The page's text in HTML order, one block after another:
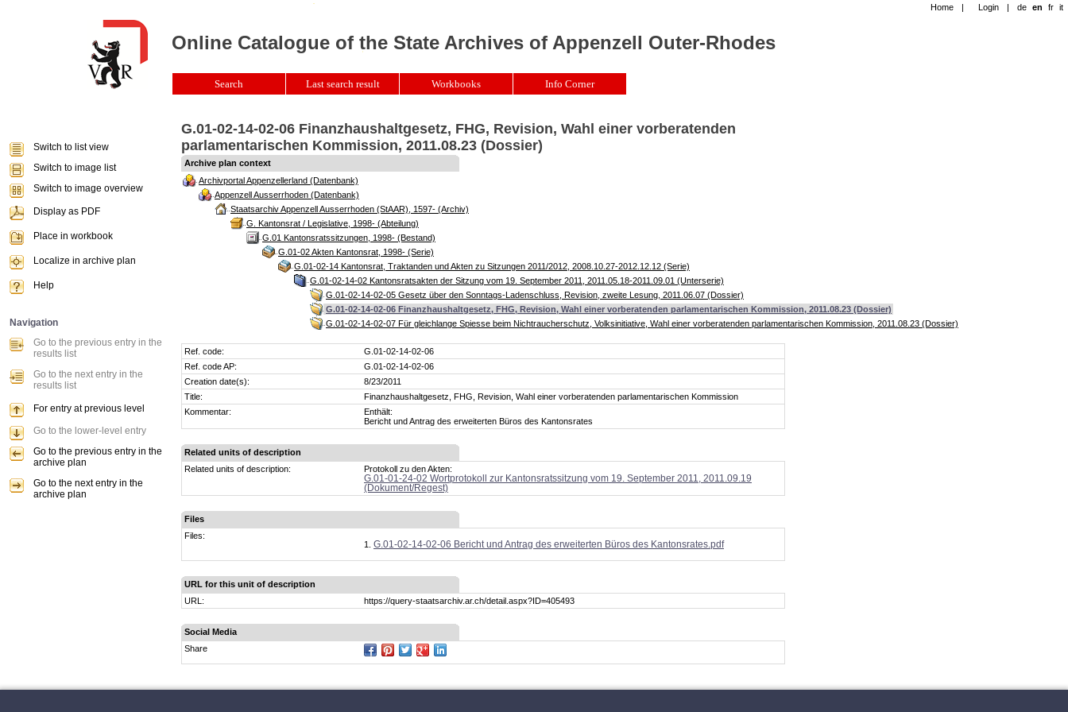
G.01-02-14-02-06 Finanzhaushaltgesetz, FHG, Revision, Wahl einer vorberatenden
parlamentarischen Kommission, 2011.08.23 (Dossier)
Archive plan context
Archivportal Appenzellerland (Datenbank)
Appenzell Ausserrhoden (Datenbank)
Staatsarchiv Appenzell Ausserrhoden (StAAR), 1597- (Archiv)
G. Kantonsrat / Legislative, 1998- (Abteilung)
G.01 Kantonsratssitzungen, 1998- (Bestand)
G.01-02 Akten Kantonsrat, 1998- (Serie)
G.01-02-14 Kantonsrat, Traktanden und Akten zu Sitzungen 2011/2012, 2008.10.27-2012.12.12 (Serie)
G.01-02-14-02 Kantonsratsakten der Sitzung vom 19. September 2011, 2011.05.18-2011.09.01 (Unterserie)
G.01-02-14-02-05 Gesetz über den Sonntags-Ladenschluss, Revision, zweite Lesung, 2011.06.07 (Dossier)
G.01-02-14-02-06 Finanzhaushaltgesetz, FHG, Revision, Wahl einer vorberatenden parlamentarischen Kommission, 2011.08.23 (Dossier)
G.01-02-14-02-07 Für gleichlange Spiesse beim Nichtraucherschutz, Volksinitiative, Wahl einer vorberatenden parlamentarischen Kommission, 2011.08.23 (Dossier)
Ref. code:
G.01-02-14-02-06
Ref. code AP:
G.01-02-14-02-06
Creation date(s):
8/23/2011
Title:
Finanzhaushaltgesetz, FHG, Revision, Wahl einer vorberatenden parlamentarischen Kommission
Kommentar:
Enthält:
Bericht und Antrag des erweiterten Büros des Kantonsrates
Related units of description
Related units of description:
Protokoll zu den Akten:
G.01-01-24-02 Wortprotokoll zur Kantonsratssitzung vom 19. September 2011, 2011.09.19
(Dokument/Regest)
Files
Files:
G.01-02-14-02-06 Bericht und Antrag des erweiterten Büros des Kantonsrates.pdf
URL for this unit of description
URL:
https://query-staatsarchiv.ar.ch/detail.aspx?ID=405493
Social Media
Share
Home | Login | de en fr it
Online Catalogue of the State Archives of Appenzell Outer-Rhodes
Search Last search result Workbooks Info Corner
Switch to list view
Switch to image list
Switch to image overview
Display as PDF
Place in workbook
Localize in archive plan
Help
Navigation
Go to the previous entry in the
results list
Go to the next entry in the
results list
For entry at previous level
Go to the lower-level entry
Go to the previous entry in the
archive plan
Go to the next entry in the
archive plan